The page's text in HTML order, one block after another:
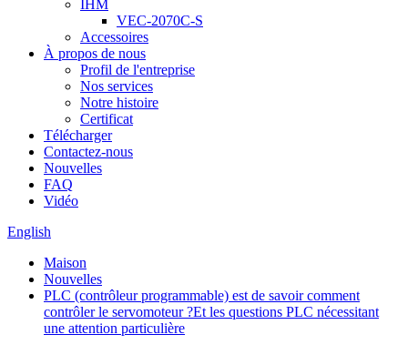
IHM
VEC-2070C-S
Accessoires
À propos de nous
Profil de l'entreprise
Nos services
Notre histoire
Certificat
Télécharger
Contactez-nous
Nouvelles
FAQ
Vidéo
English
Maison
Nouvelles
PLC (contrôleur programmable) est de savoir comment
contrôler le servomoteur ?Et les questions PLC nécessitant
une attention particulière